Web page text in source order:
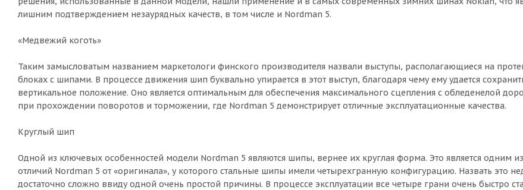
лишним подтверждением незаурядных качеств, в том числе и Nordman 5.
«Медвежий коготь»
Таким замысловатым названием маркетологи финского производителя назвали выступы, располагающиеся на
блоках с шипами. В процессе движения шип буквально упирается в этот выступ, благодаря чему ему удается
вертикальное положение. Оно является оптимальным для обеспечения максимального сцепления с обледенелой
при прохождении поворотов и торможении, где Nordman 5 демонстрирует отличные эксплуатационные качества.
Круглый шип
Одной из ключевых особенностей модели Nordman 5 являются шипы, вернее их круглая форма. Это является одним
отличий Nordman 5 от «оригинала», у которого стальные шипы имели четырехгранную конфигурацию. Назвать это
достаточно сложно ввиду одной очень простой причины. В процессе эксплуатации все четыре грани очень быстро